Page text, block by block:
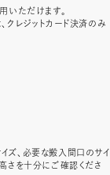
いただけます。
クレジットカード決済のみ
ズ、必要な搬入間口のサイ
さを十分にご確認くださ